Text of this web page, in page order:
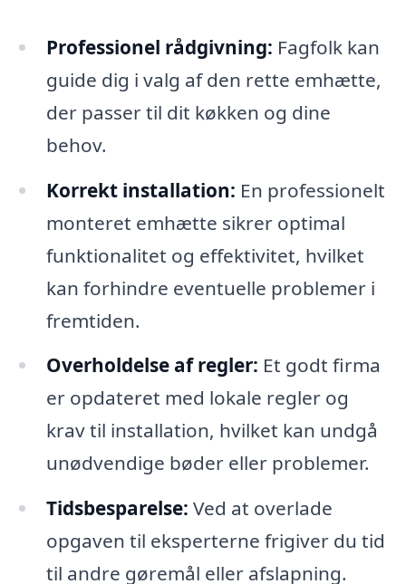
Professionel rådgivning: Fagfolk kan
guide dig i valg af den rette emhætte,
der passer til dit køkken og dine
behov.
Korrekt installation: En professionelt
monteret emhætte sikrer optimal
funktionalitet og effektivitet, hvilket
kan forhindre eventuelle problemer i
fremtiden.
Overholdelse af regler: Et godt firma
er opdateret med lokale regler og
krav til installation, hvilket kan undgå
unødvendige bøder eller problemer.
Tidsbesparelse: Ved at overlade
opgaven til eksperterne frigiver du tid
til andre gøremål eller afslapning.